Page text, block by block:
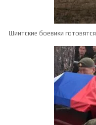
Шиитские боевики